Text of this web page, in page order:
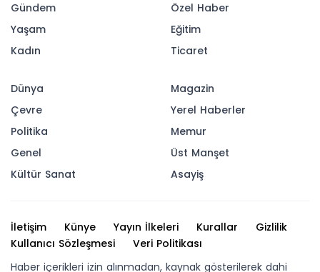
Gündem
Yaşam
Kadın
Özel Haber
Eğitim
Ticaret
Dünya
Çevre
Politika
Genel
Kültür Sanat
Magazin
Yerel Haberler
Memur
Üst Manşet
Asayiş
İletişim Künye Yayın İlkeleri Kurallar
Gizlilik
Kullanıcı Sözleşmesi
Veri Politikası
Haber içerikleri izin alınmadan, kaynak gösterilerek dahi